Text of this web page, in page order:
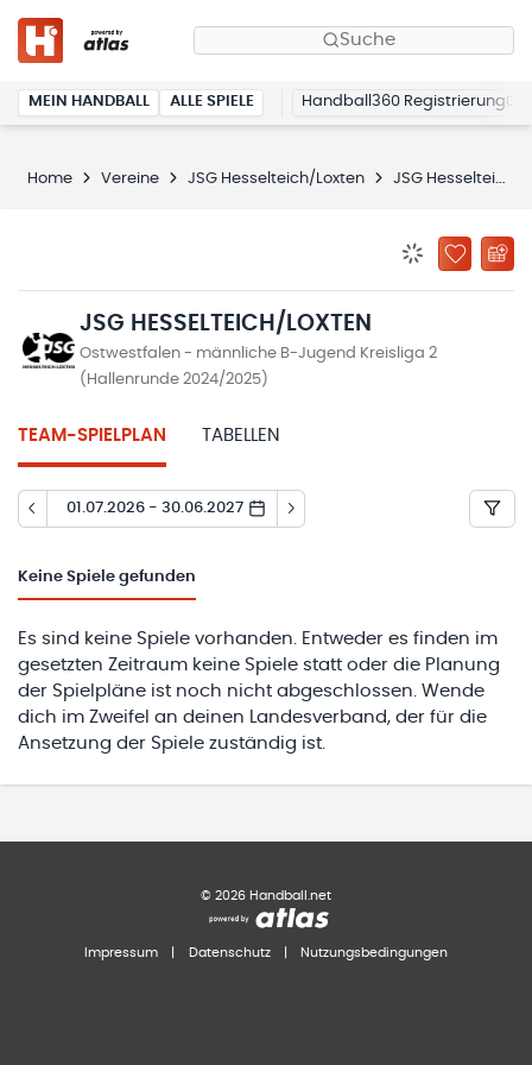
Suche
MEIN HANDBALL ALLE SPIELE Handball360 Registrierung
Home Vereine JSG Hesselteich/Loxten JSG Hesselteich/Loxten
ZU
JSG HESSELTEICH/LOXTEN
Ostwestfalen - männliche B-Jugend Kreisliga 2
(Hallenrunde 2024/2025)
TEAM-SPIELPLAN TABELLEN
01.07.2026 - 30.06.2027
Keine Spiele gefunden
Es sind keine Spiele vorhanden. Entweder es finden im
gesetzten Zeitraum keine Spiele statt oder die Planung
der Spielpläne ist noch nicht abgeschlossen. Wende
dich im Zweifel an deinen Landesverband, der für die
Ansetzung der Spiele zuständig ist.
© 2026 Handball.net
Impressum Datenschutz Nutzungsbedingungen